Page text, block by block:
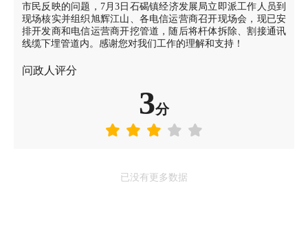
市民反映的问题，7月3日石碣镇经济发展局立即派工作人员到
现场核实并组织旭辉江山、各电信运营商召开现场会，现已安
排开发商和电信运营商开挖管道，随后将杆体拆除、割接通讯
线缆下埋管道内。感谢您对我们工作的理解和支持！
问政人评分
3分
已没有更多数据